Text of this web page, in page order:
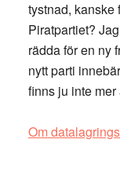
tystnad, kanske
Piratpartiet?
rädda för en ny
nytt parti
finns ju inte
Om